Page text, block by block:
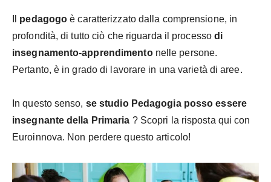
pedagogo è caratterizzato dalla comprensione, in
profondità, di tutto ciò che riguarda il processodi
insegnamento-apprendimentonelle persone.
Pertanto, è in grado di lavorare in una varietà di aree.
In questo senso, se studio Pedagogia posso essere
insegnante della Primaria ? Scopri la risposta qui con
Euroinnova. Non perdere questo articolo!